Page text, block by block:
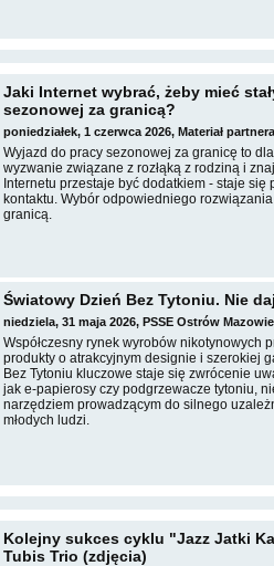
Jaki Internet wybrać, żeby mieć
sezonowej za granicą?
poniedziałek, 1 czerwca 2026, Materiał
Wyjazd do pracy sezonowej za granicę to
wyzwanie związane z rozłąką z rodziną i
Internetu przestaje być dodatkiem - staje
kontaktu. Wybór odpowiedniego
granicą.
Światowy Dzień Bez Tytoniu. Nie
niedziela, 31 maja 2026, PSSE Ostrów
Współczesny rynek wyrobów nikotynowych
produkty o atrakcyjnym designie i szerokiej
Bez Tytoniu kluczowe staje się zwrócenie
jak e-papierosy czy podgrzewacze tytoniu,
narzędziem prowadzącym do silnego
młodych ludzi.
Kolejny sukces cyklu "Jazz Jatki
Tubis Trio (zdjęcia)